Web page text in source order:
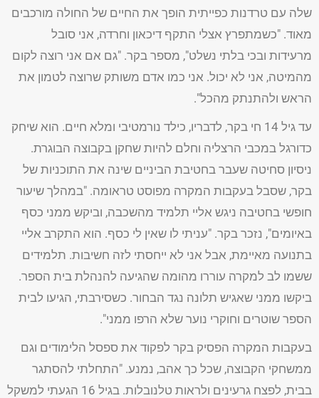
שלה עם טרדנות כפייתית הופך את החיים של החולה מורכבים
מאוד. "כשמתפרץ אצלי התקף דיכאון וחרדה, אני סובל
מרעידות ובכי בלתי נשלט", מספר בקר. "גם אם אני רוצה לקום
מהמיטה, אני לא יכול. אני כמו אדם משותק שרוצה לטמון את
הראש ולהתנתק מהכל".
עד גיל 14 חי בקר, לדבריו, כילד נורמטיבי ומלא חיים. הוא שיחק
כדורגל במכבי הרצליה וחלם להיות שחקן בקבוצה הבוגרת.
ניסיון סחיטה שעבר בחטיבת הביניים שינה את התוכניות של
בקר, שסבל בעקבות המקרה מפוסט טראומה. "במהלך שיעור
חופשי בחטיבה ניגש אליי תלמיד מהשכבה, וביקש ממני כסף
באיומים", נזכר בקר. "עניתי לו שאין לי כסף. הוא התקרב אליי
בתנועה מאיימת, אבל אני לא ייחסתי לזה חשיבות. תלמידים
ששמו לב למקרה עוררו מהומה שהגיעה להנהלת בית הספר.
ביקשו ממני שאגיש תלונה נגד הבחור. כשסירבתי, הגיעו לבית
הספר שוטרים וחוקרי נוער שלא הרפו ממני".
בעקבות המקרה הפסיק בקר לפקוד את ספסל הלימודים וגם
ממשחקי הקבוצה, שכל כך אהב, נמנע. "התחלתי להסתגר
בבית, לפצח גרעינים ולראות טלנובלות. בגיל 16 הגעתי למשקל